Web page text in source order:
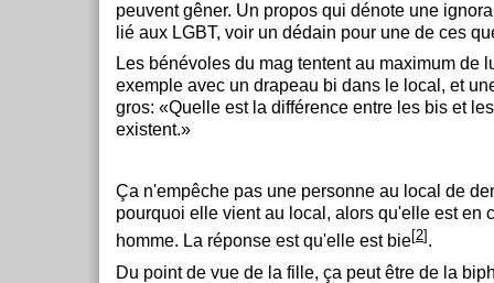
peuvent gêner. Un propos qui dénote une
lié aux LGBT, voir un dédain pour une de ces
Les bénévoles du mag tentent au maximum de
exemple avec un drapeau bi dans le local, et
gros: «Quelle est la différence entre les bis et
existent.»
Ça n'empêche pas une personne au local de
pourquoi elle vient au local, alors qu'elle est en
homme. La réponse est qu'elle est bie[2] .
Du point de vue de la fille, ça peut être de la